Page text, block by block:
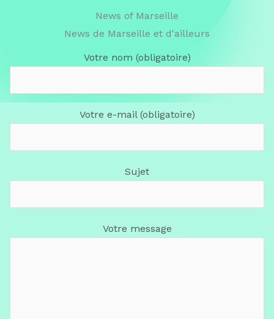
News of Marseille
News de Marseille et d'ailleurs
Votre nom (obligatoire)
Votre e-mail (obligatoire)
Sujet
Votre message